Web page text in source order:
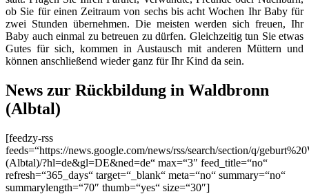
ob Sie für einen Zeitraum von sechs bis acht Wochen Ihr Baby für
zwei Stunden übernehmen. Die meisten werden sich freuen, Ihr
Baby auch einmal zu betreuen zu dürfen. Gleichzeitig tun Sie etwas
Gutes für sich, kommen in Austausch mit anderen Müttern und
können anschließend wieder ganz für Ihr Kind da sein.
News zur Rückbildung in Waldbronn
(Albtal)
[feedzy-rss
feeds=“https://news.google.com/news/rss/search/section/q/
(Albtal)/?hl=de&gl=DE&ned=de“ max=“3″ feed_title=“no“
refresh=“365_days“ target=“_blank“ meta=“no“ summary=“no“
summarylength=“70″ thumb=“yes“ size=“30″]